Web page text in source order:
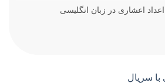
اعشاری در زبان انگلیسی